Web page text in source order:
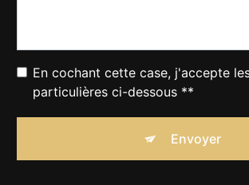
En cochant cette case, j'accepte
particulières ci-dessous **
Envoyer